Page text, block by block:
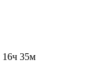
16ч 35м